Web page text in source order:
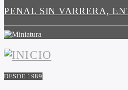
PENAL SIN VARRERA,
DESDE 1989